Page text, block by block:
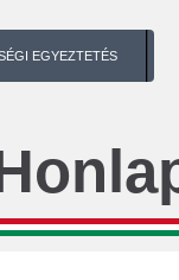
EGYEZTETÉS